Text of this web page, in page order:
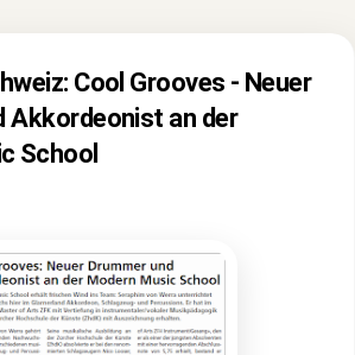
Cool Grooves - Neuer
Akkordeonist an der
School